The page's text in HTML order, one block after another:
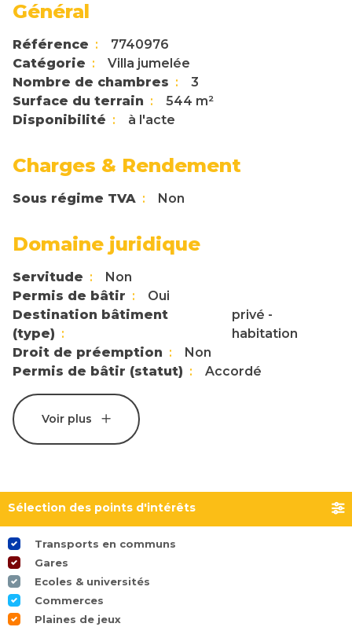
Général
Référence
7740976
Catégorie
Villa jumelée
Nombre de chambres
3
Surface du terrain
544 m²
Disponibilité
à l'acte
Charges & Rendement
Sous régime TVA Non
Domaine juridique
Servitude
Non
Permis de bâtir
Oui
Destination bâtiment
(type)
privé -
habitation
Droit de préemption
Non
Permis de bâtir (statut)
Accordé
Voir plus
Sélection des points d'intérêts
Transports en communs
Gares
Ecoles & universités
Commerces
Plaines de jeux